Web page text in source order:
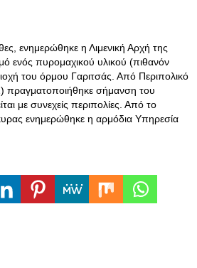
ενημερώθηκε η Λιμενική Αρχή της
ενός πυρομαχικού υλικού (πιθανόν
του όρμου Γαριτσάς. Από Περιπολικό
σήμανση του
με συνεχείς περιπολίες. Από το
ενημερώθηκε η αρμόδια Υπηρεσία